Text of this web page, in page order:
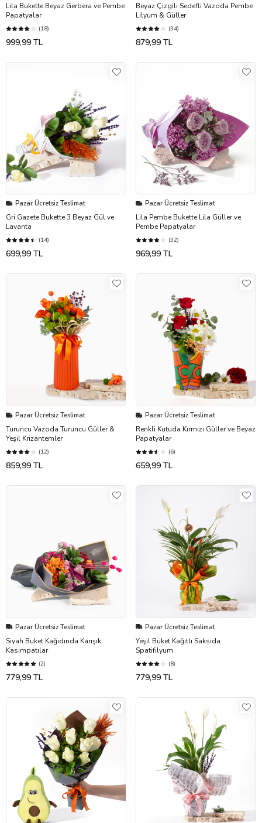
Lila Bukette Beyaz Gerbera ve Pembe
Papatyalar
(18)
999,99 TL
Beyaz Çizgili Sedefli Vazoda Pembe
Lilyum & Güller
(34)
879,99 TL
Pazar Ücretsiz Teslimat
Gri Gazete Bukette 3 Beyaz Gül ve
Lavanta
(14)
699,99 TL
Pazar Ücretsiz Teslimat
Lila Pembe Bukette Lila Güller ve
Pembe Papatyalar
(32)
969,99 TL
Pazar Ücretsiz Teslimat
Turuncu Vazoda Turuncu Güller &
Yeşil Krizantemler
(12)
859,99 TL
Pazar Ücretsiz Teslimat
Renkli Kutuda Kırmızı Güller ve Beyaz
Papatyalar
(6)
659,99 TL
Pazar Ücretsiz Teslimat
Siyah Buket Kağıdında Karışık
Kasımpatılar
(2)
779,99 TL
Pazar Ücretsiz Teslimat
Yeşil Buket Kağıtlı Saksıda
Spatifilyum
(8)
779,99 TL